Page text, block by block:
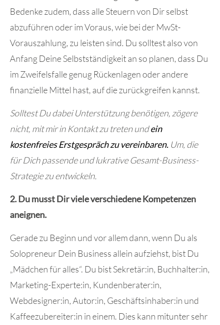
Bedenke zudem, dass alle Steuern von Dir selbst
abzuführen oder im Voraus, wie bei der MwSt-
Vorauszahlung, zu leisten sind. Du solltest also von
Anfang Deine Selbstständigkeit an so planen, dass Du
im Zweifelsfalle genug Rückenlagen oder andere
finanzielle Mittel hast, auf die zurückgreifen kannst.
Solltest Du dabei Unterstützung benötigen, zögere
nicht, mit mir in Kontakt zu treten undein
kostenfreies Erstgespräch zu vereinbaren. Um, die
für Dich passende und lukrative Gesamt-Business-
Strategie zu entwickeln.
2. Du musst Dir viele verschiedene Kompetenzen
aneignen.
Gerade zu Beginn und vor allem dann, wenn Du als
Solopreneur Dein Business allein aufziehst, bist Du
„Mädchen für alles“. Du bist Sekretär:in, Buchhalter:in,
Marketing-Experte:in, Kundenberater:in,
Webdesigner:in, Autor:in, Geschäftsinhaber:in und
Kaffeezubereiter:in in einem. Dies kann mitunter sehr